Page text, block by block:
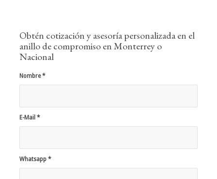
Obtén cotización y asesoría personalizada en el
anillo de compromiso en Monterrey o
Nacional
Nombre*
E-Mail *
Whatsapp *